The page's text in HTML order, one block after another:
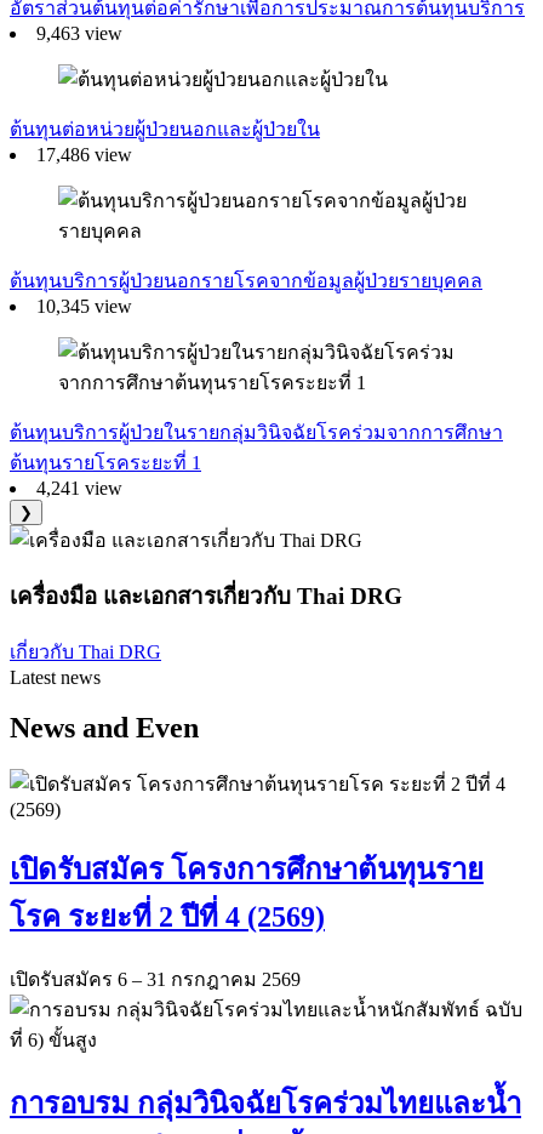
อัตราส่วนต้นทุนต่อค่ารักษาเพื่อการประมาณการต้นทุนบริการ
9,463 view
ต้นทุนต่อหน่วยผู้ป่วยนอกและผู้ป่วยใน
17,486 view
ต้นทุนบริการผู้ป่วยนอกรายโรคจากข้อมูลผู้ป่วยรายบุคคล
10,345 view
ต้นทุนบริการผู้ป่วยในรายกลุ่มวินิจฉัยโรคร่วมจากการศึกษา
ต้นทุนรายโรคระยะที่ 1
4,241 view
❯
เครื่องมือ และเอกสารเกี่ยวกับ Thai DRG
เกี่ยวกับ Thai DRG
Latest news
News and Even
เปิดรับสมัคร โครงการศึกษาต้นทุนราย
โรค ระยะที่ 2 ปีที่ 4 (2569)
เปิดรับสมัคร 6 – 31 กรกฎาคม 2569
การอบรม กลุ่มวินิจฉัยโรคร่วมไทยและน้ำ